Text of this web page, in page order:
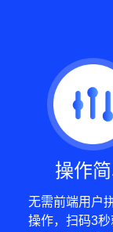
操作
无需前端用户
操作，扫码3秒